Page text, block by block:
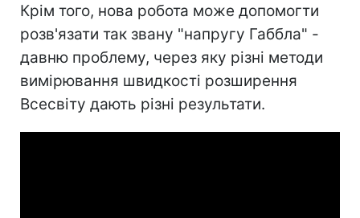
Крім того, нова робота може допомогти
розв'язати так звану "напругу Габбла" -
давню проблему, через яку різні методи
вимірювання швидкості розширення
Всесвіту дають різні результати.